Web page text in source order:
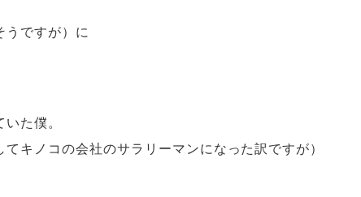
うですが）に
た僕。
キノコの会社のサラリーマンになった訳ですが）